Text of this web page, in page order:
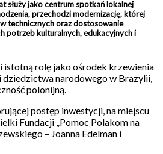
służy jako centrum spotkań lokalnej
przechodzi modernizację, której
technicznych oraz dostosowanie
potrzeb kulturalnych, edukacyjnych i
istotną rolę jako ośrodek krzewienia
narodowego w Brazylii,
polonijną.
postęp inwestycji, na miejscu
Fundacji „Pomoc Polakom na
– Joanna Edelman i